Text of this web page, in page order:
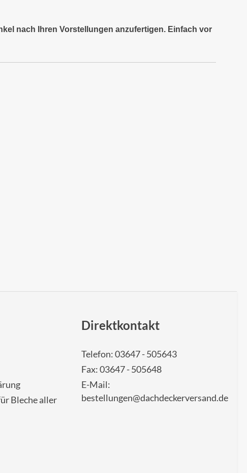
nach Ihren Vorstellungen anzufertigen. Einfach vor
Bleche aller
Direktkontakt
Telefon: 03647 - 505643
Fax: 03647 - 505648
E-Mail:
bestellungen@dachdeckerversand.de